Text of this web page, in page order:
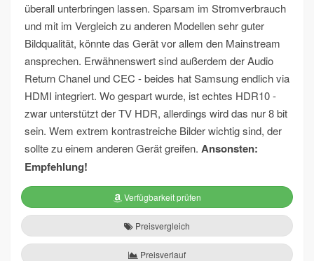
überall unterbringen lassen. Sparsam im Stromverbrauch
und mit im Vergleich zu anderen Modellen sehr guter
Bildqualität, könnte das Gerät vor allem den Mainstream
ansprechen. Erwähnenswert sind außerdem der Audio
Return Chanel und CEC - beides hat Samsung endlich via
HDMI integriert. Wo gespart wurde, ist echtes HDR10 -
zwar unterstützt der TV HDR, allerdings wird das nur 8 bit
sein. Wem extrem kontrastreiche Bilder wichtig sind, der
sollte zu einem anderen Gerät greifen. Ansonsten:
Empfehlung!
Verfügbarkeit prüfen
Preisvergleich
Preisverlauf